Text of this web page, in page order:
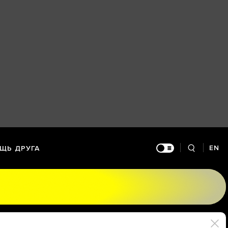
ДРУГА EN